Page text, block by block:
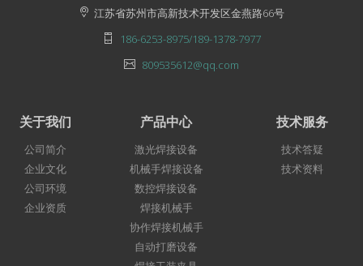
江苏省苏州市高新技术开发区金燕路66号
186-6253-8975/189-1378-7977
809535612@qq.com
关于我们
公司简介
企业文化
公司环境
企业资质
产品中心
激光焊接设备
机械手焊接设备
数控焊接设备
焊接机械手
协作焊接机械手
自动打磨设备
技术服务
技术答疑
技术资料